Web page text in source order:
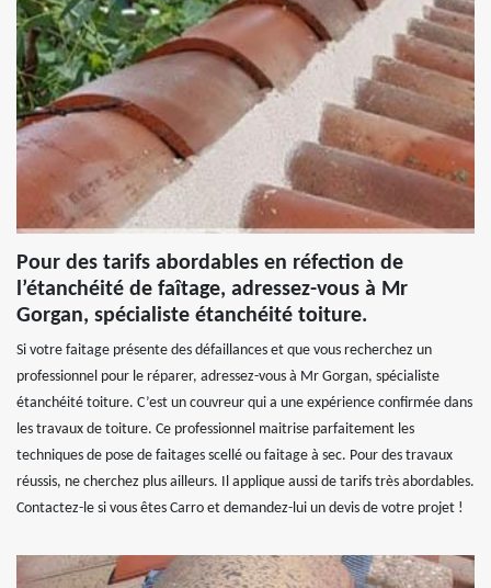
Pour des tarifs abordables en réfection de
l’étanchéité de faîtage, adressez-vous à Mr
Gorgan, spécialiste étanchéité toiture.
Si votre faitage présente des défaillances et que vous recherchez un
professionnel pour le réparer, adressez-vous à Mr Gorgan, spécialiste
étanchéité toiture. C’est un couvreur qui a une expérience confirmée dans
les travaux de toiture. Ce professionnel maitrise parfaitement les
techniques de pose de faitages scellé ou faitage à sec. Pour des travaux
réussis, ne cherchez plus ailleurs. Il applique aussi de tarifs très abordables.
Contactez-le si vous êtes Carro et demandez-lui un devis de votre projet !